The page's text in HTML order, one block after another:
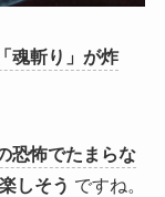
魂斬り」が炸
恐怖でたまらな
しそう ですね。